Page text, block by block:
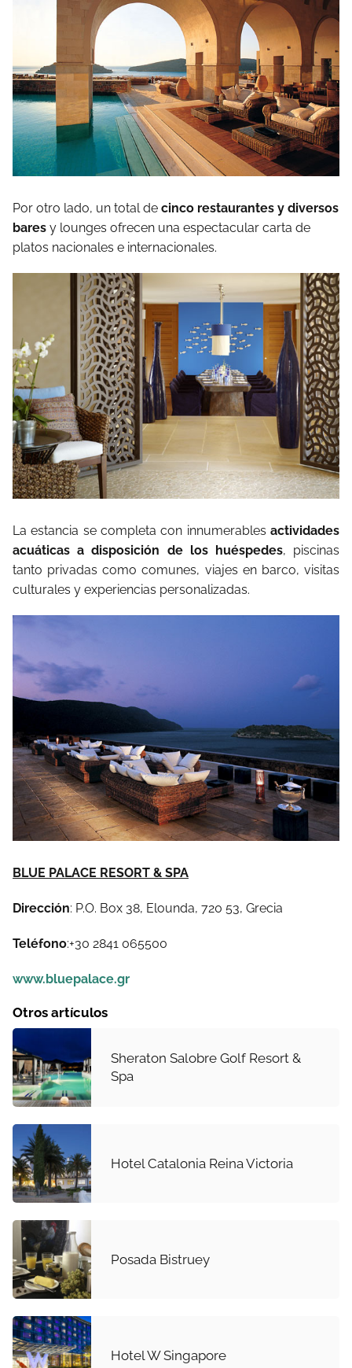
Por otro lado, un total de cinco restaurantes y diversos
bares y lounges ofrecen una espectacular carta de
platos nacionales e internacionales.
La estancia se completa con innumerables actividades
acuáticas a disposición de los huéspedes, piscinas
tanto privadas como comunes, viajes en barco, visitas
culturales y experiencias personalizadas.
BLUE PALACE RESORT & SPA
Dirección: P.O. Box 38, Elounda, 720 53, Grecia
Teléfono:+30 2841 065500
www.bluepalace.gr
Otros artículos
Sheraton Salobre Golf Resort &
Spa
Hotel Catalonia Reina Victoria
Posada Bistruey
Hotel W Singapore